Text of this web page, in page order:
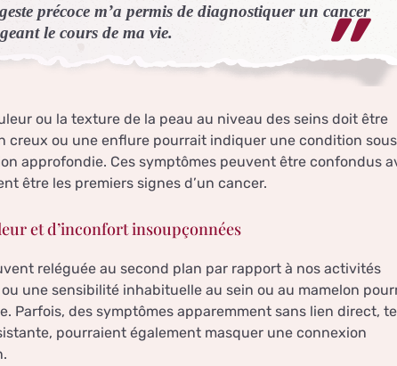
précoce m’a permis de diagnostiquer un cancer
le cours de ma vie.
ou la texture de la peau au niveau des seins doit être
creux ou une enflure pourrait indiquer une condition
approfondie. Ces symptômes peuvent être confondus
être les premiers signes d’un cancer.
et d’inconfort insoupçonnées
reléguée au second plan par rapport à nos activités
ou une sensibilité inhabituelle au sein ou au mamelon
Parfois, des symptômes apparemment sans lien direct,
pourraient également masquer une connexion